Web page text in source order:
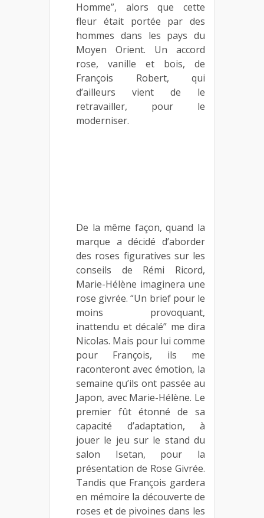
Homme”, alors que cette
fleur était portée par des
hommes dans les pays du
Moyen Orient. Un accord
rose, vanille et bois, de
François Robert, qui
d’ailleurs vient de le
retravailler, pour le
moderniser.
De la même façon, quand la
marque a décidé d’aborder
des roses figuratives sur les
conseils de Rémi Ricord,
Marie-Hélène imaginera une
rose givrée. “Un brief pour le
moins provoquant,
inattendu et décalé” me dira
Nicolas. Mais pour lui comme
pour François, ils me
raconteront avec émotion, la
semaine qu’ils ont passée au
Japon, avec Marie-Hélène. Le
premier fût étonné de sa
capacité d’adaptation, à
jouer le jeu sur le stand du
salon Isetan, pour la
présentation de Rose Givrée.
Tandis que François gardera
en mémoire la découverte de
roses et de pivoines dans les